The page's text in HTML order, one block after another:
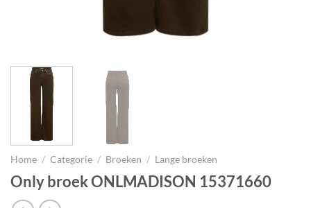
Home / Categorie / Broeken / Lange broeken
Only broek ONLMADISON 15371660